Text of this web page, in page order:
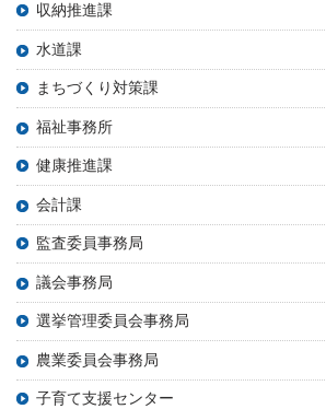
収納推進課
水道課
まちづくり対策課
福祉事務所
健康推進課
会計課
監査委員事務局
議会事務局
選挙管理委員会事務局
農業委員会事務局
子育て支援センター